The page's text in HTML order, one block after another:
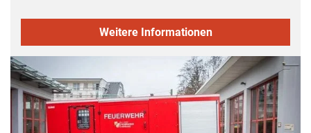
Weitere Informationen